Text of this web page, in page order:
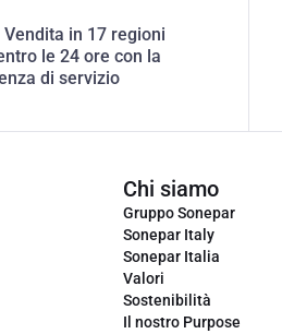
in 17 regioni
le 24 ore con la
di servizio
Chi siamo
Gruppo Sonepar
Sonepar Italy
Sonepar Italia
Valori
Sostenibilità
Il nostro Purpose